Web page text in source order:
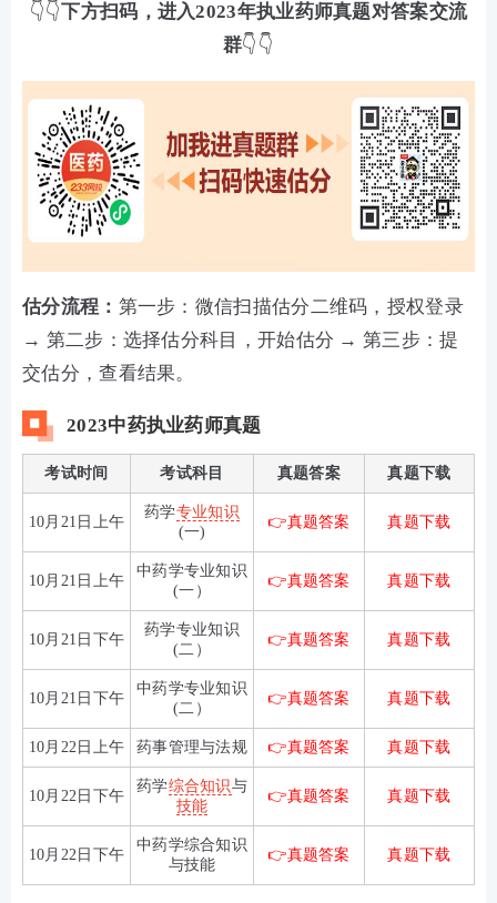
👇👇下方扫码，进入2023年执业药师真题对答案交流
群👇👇
估分流程： 第一步：微信扫描估分二维码，授权登录
→ 第二步：选择估分科目，开始估分 → 第三步：提
交估分，查看结果。
2023中药执业药师真题
考试时间 考试科目 真题答案 真题下载
10月21日上午
药学专业知识
(一)
👉真题答案 真题下载
10月21日上午
中药学专业知识
(一）
👉真题答案 真题下载
10月21日下午
药学专业知识
(二）
👉真题答案 真题下载
10月21日下午
中药学专业知识
(二）
👉真题答案 真题下载
10月22日上午 药事管理与法规 👉真题答案 真题下载
10月22日下午
药学综合知识与
技能
👉真题答案 真题下载
10月22日下午
中药学综合知识
与技能
👉真题答案 真题下载